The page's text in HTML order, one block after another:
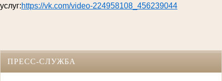
услуг:https://vk.com/video-224958108_456239044
ПРЕСС-СЛУЖБА